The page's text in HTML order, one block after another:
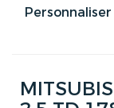
Personnaliser